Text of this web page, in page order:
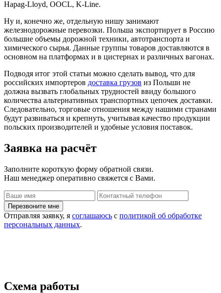
Hapag-Lloyd, OOCL, K-Line.
Ну и, конечно же, отдельную нишу занимают
железнодорожные перевозки. Польша экспортирует в Россию
большие объемы дорожной техники, автотранспорта и
химического сырья. Данные группы товаров доставляются в
основном на платформах и в цистернах и различных вагонах.
Подводя итог этой статьи можно сделать вывод, что для
российских импортеров доставка грузов из Польши не
должна вызвать глобальных трудностей ввиду большого
количества альтернативных транспортных цепочек доставки.
Следовательно, торговые отношения между нашими странами
будут развиваться и крепнуть, учитывая качество продукции
польских производителей и удобные условия поставок.
Заявка на расчёт
Заполните короткую форму обратной связи.
Наш менеджер оперативно свяжется с Вами.
Отправляя заявку, я соглашаюсь с политикой об обработке
персональных данных.
Схема работы